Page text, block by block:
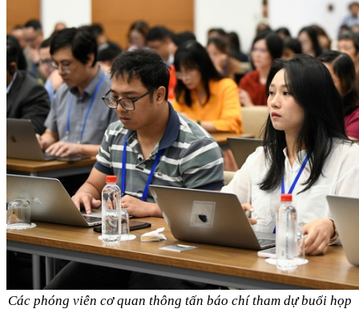
Các phóng viên cơ quan thông tấn báo chí tham dự buổi họp